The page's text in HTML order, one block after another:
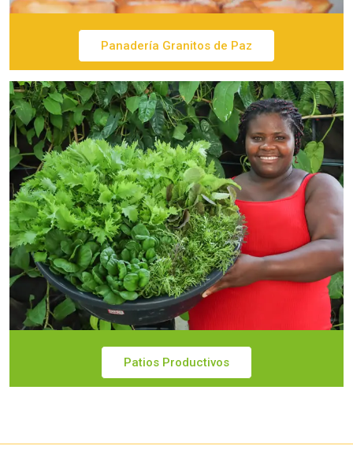
Panadería Granitos de Paz
Patios Productivos